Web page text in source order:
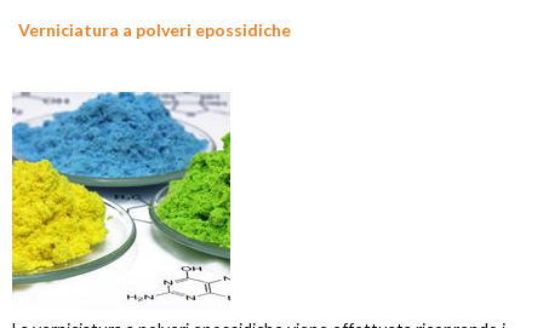
Verniciatura a polveri epossidiche